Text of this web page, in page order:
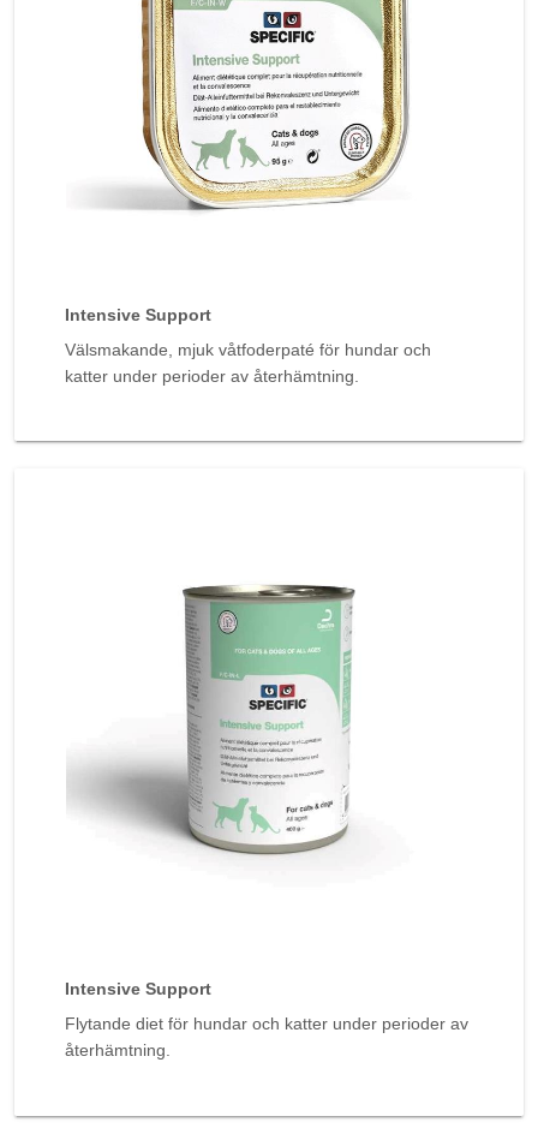
Intensive Support
Välsmakande, mjuk våtfoderpaté för hundar och
katter under perioder av återhämtning.
Intensive Support
Flytande diet för hundar och katter under perioder av
återhämtning.